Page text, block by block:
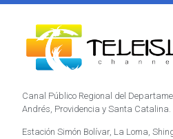
Canal Público Regional del
Andrés, Providencia y Santa Catalina.
Estación Simón Bolívar, La Loma,